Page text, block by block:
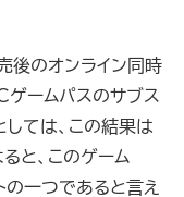
後のオンライン同時
ームパスのサブス
しては、この結果は
と、このゲーム
の一つであると言え